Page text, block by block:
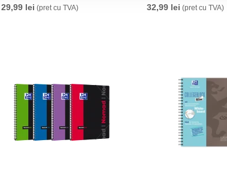
29,99 lei (pret cu TVA)
32,99 lei (pret cu TVA)